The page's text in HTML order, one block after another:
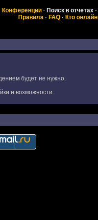
Конференции· Поиск в отчетах·
Правила · FAQ · Кто онлайн
будет не нужно.
и возможности.